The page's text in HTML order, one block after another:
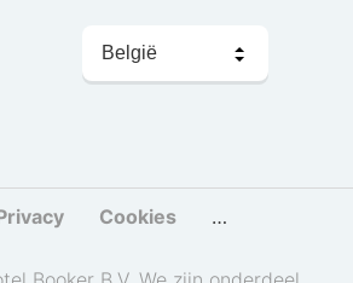
kiezen
Cookies Cookies